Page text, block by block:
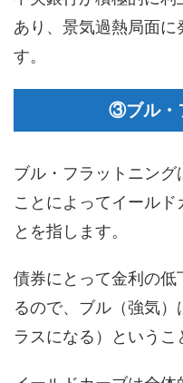
あり、景気過熱局面に
す。
③ブル・
ブル・フラットニン
ことによってイールド
とを指します。
債券にとって金利の
るので、ブル（強気
ラスになる）というこ